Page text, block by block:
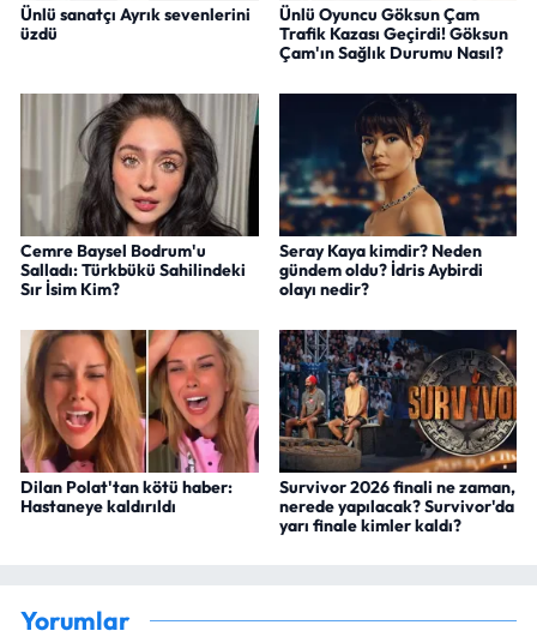
Ünlü sanatçı Ayrık sevenlerini
üzdü
Ünlü Oyuncu Göksun Çam
Trafik Kazası Geçirdi! Göksun
Çam'ın Sağlık Durumu Nasıl?
Cemre Baysel Bodrum'u
Salladı: Türkbükü Sahilindeki
Sır İsim Kim?
Seray Kaya kimdir? Neden
gündem oldu? İdris Aybirdi
olayı nedir?
Dilan Polat'tan kötü haber:
Hastaneye kaldırıldı
Survivor 2026 finali ne zaman,
nerede yapılacak? Survivor'da
yarı finale kimler kaldı?
Yorumlar